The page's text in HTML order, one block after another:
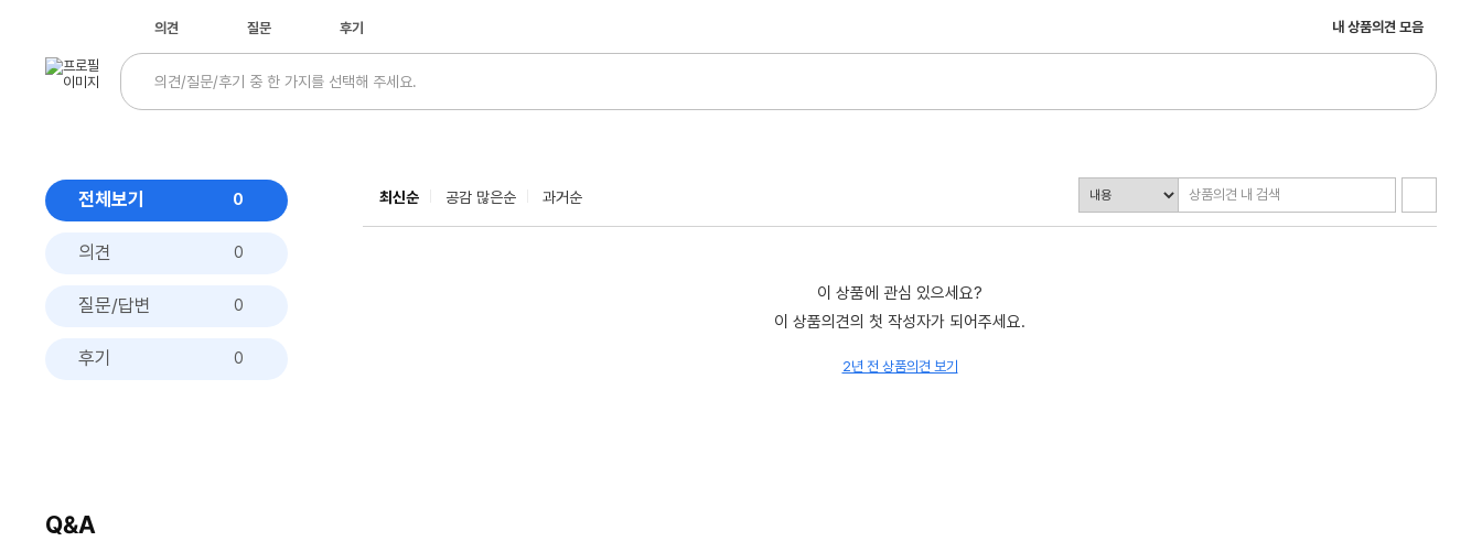
내 상품의견 모음
의견 질문 후기
전체보기 0
의견 0
질문/답변 0
후기 0
최신순 공감 많은순 과거순
이 상품에 관심 있으세요?
이 상품의견의 첫 작성자가 되어주세요.
2년 전 상품의견 보기
Q&A